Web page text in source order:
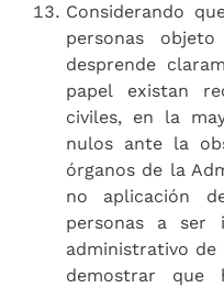
Considerando
personas
desprende
papel existan
civiles, en la
nulos ante la
órganos de la
no aplicación
personas a ser
administrativo de
demostrar